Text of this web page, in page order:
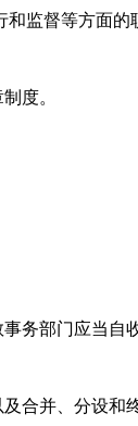
监督等方面的
度。
务部门应当自
合并、分设和